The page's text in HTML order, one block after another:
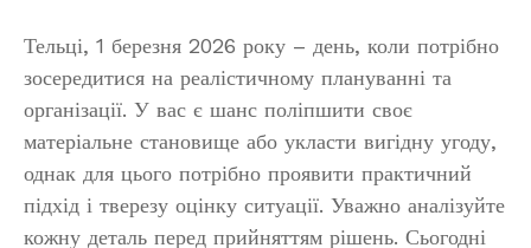
Тельці, 1 березня 2026 року – день, коли потрібно
зосередитися на реалістичному плануванні та
організації. У вас є шанс поліпшити своє
матеріальне становище або укласти вигідну угоду,
однак для цього потрібно проявити практичний
підхід і тверезу оцінку ситуації. Уважно аналізуйте
кожну деталь перед прийняттям рішень. Сьогодні